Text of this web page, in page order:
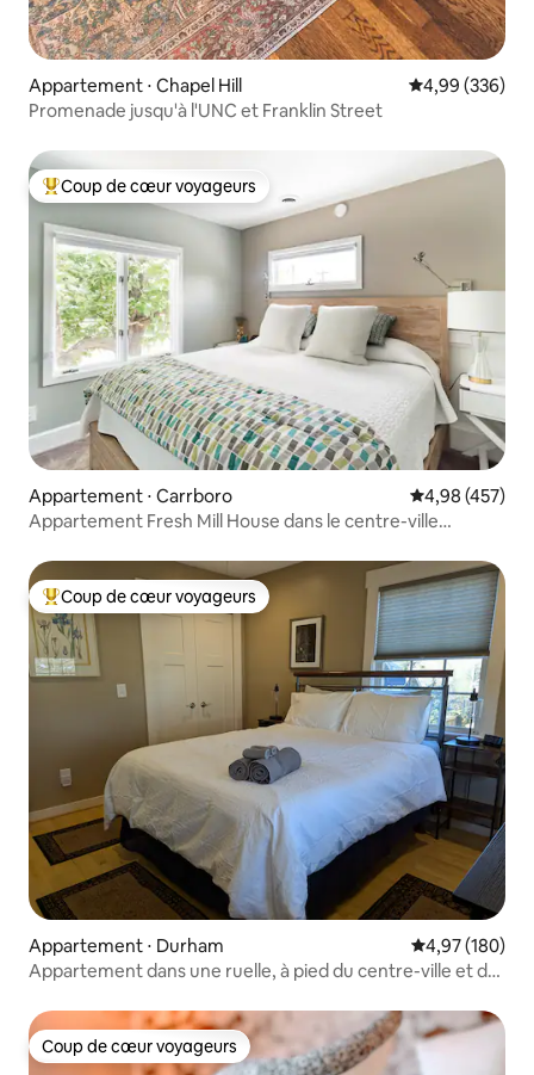
Appartement ⋅ Chapel Hill Évaluation
4,99 (336)
Promenade jusqu'à l'UNC et Franklin Street
Coups de cœur voyageurs les plus appréciés
Coup de cœur voyageurs
Appartement ⋅ Carrboro Évaluation
4,98 (457)
Appartement Fresh Mill House dans le centre-ville
Coups de cœur voyageurs les plus appréciés
Coup de cœur voyageurs
Appartement ⋅ Durham Évaluation
4,97 (180)
Appartement dans une ruelle, à pied du centre-ville et de
Coup de cœur voyageurs
Coup de cœur voyageurs